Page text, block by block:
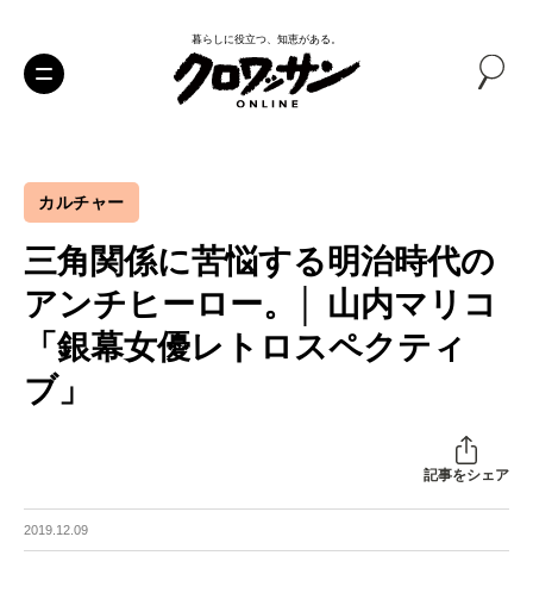
暮らしに役立つ、知恵がある。
カルチャー
三角関係に苦悩する明治時代の
アンチヒーロー。│ 山内マリコ
「銀幕女優レトロスペクティ
ブ」
記事をシェア
2019.12.09